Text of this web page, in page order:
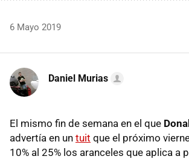
6 Mayo 2019
Daniel Murias
El mismo fin de semana en el que
advertía en un tuit que el próximo
10% al 25% los aranceles que aplica a